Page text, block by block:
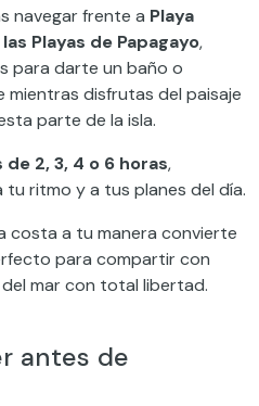
navegar frente a Playa
Playas de Papagayo,
para darte un baño o
disfrutas del paisaje
parte de la isla.
de 2, 3, 4 o 6 horas,
ritmo y a tus planes del día.
costa a tu manera convierte
para compartir con
mar con total libertad.
antes de